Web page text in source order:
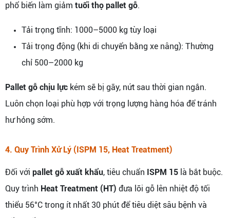
phổ biến làm giảm tuổi thọ pallet gỗ.
Tải trọng tĩnh: 1000–5000 kg tùy loại
Tải trọng động (khi di chuyển bằng xe nâng): Thường
chỉ 500–2000 kg
Pallet gỗ chịu lực kém sẽ bị gãy, nứt sau thời gian ngắn.
Luôn chọn loại phù hợp với trọng lượng hàng hóa để tránh
hư hỏng sớm.
4. Quy Trình Xử Lý (ISPM 15, Heat Treatment)
Đối với pallet gỗ xuất khẩu, tiêu chuẩn ISPM 15 là bắt buộc.
Quy trình Heat Treatment (HT) đưa lõi gỗ lên nhiệt độ tối
thiểu 56°C trong ít nhất 30 phút để tiêu diệt sâu bệnh và